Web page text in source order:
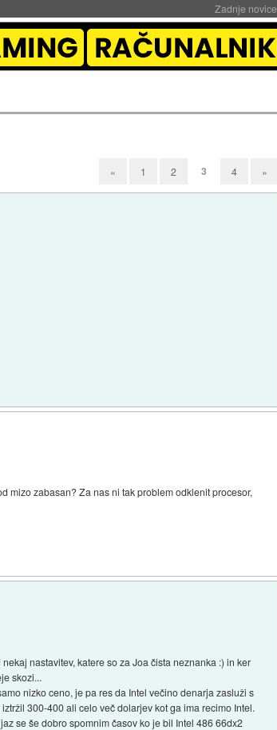
Zadnje novice
« 1 2 3 4 »
mizo zabasan? Za nas ni tak problem odklenit procesor,
nastavitev, katere so za Joa čista neznanka :) in ker
skozi...
nizko ceno, je pa res da Intel večino denarja zasluži s
300-400 ali celo več dolarjev kot ga ima recimo Intel.
se še dobro spomnim časov ko je bil Intel 486 66dx2